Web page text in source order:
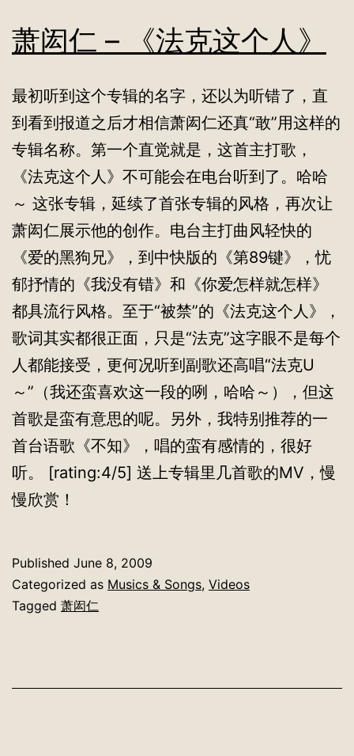
萧闳仁 – 《法克这个人》
最初听到这个专辑的名字，还以为听错了，直
到看到报道之后才相信萧闳仁还真“敢”用这样的
专辑名称。第一个直觉就是，这首主打歌，
《法克这个人》不可能会在电台听到了。哈哈
～ 这张专辑，延续了首张专辑的风格，再次让
萧闳仁展示他的创作。电台主打曲风轻快的
《爱的黑狗兄》，到中快版的《第89键》，忧
郁抒情的《我没有错》和《你爱怎样就怎样》
都具流行风格。至于“被禁”的《法克这个人》，
歌词其实都很正面，只是“法克”这字眼不是每个
人都能接受，更何况听到副歌还高唱“法克U
～”（我还蛮喜欢这一段的咧，哈哈～），但这
首歌是蛮有意思的呢。另外，我特别推荐的一
首台语歌《不知》，唱的蛮有感情的，很好
听。 [rating:4/5] 送上专辑里几首歌的MV，慢
慢欣赏！
Published June 8, 2009
Categorized as Musics & Songs, Videos
Tagged 萧闳仁